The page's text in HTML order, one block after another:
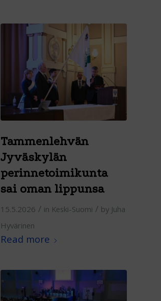
Tammenlehvän
Jyväskylän
perinnetoimikunta
sai oman lippunsa
15.5.2026 / in Keski-Suomi / by Juha
Hyvärinen
Read more